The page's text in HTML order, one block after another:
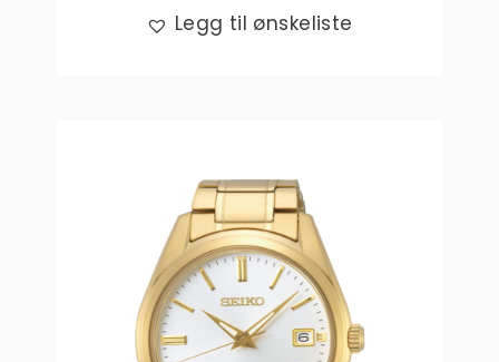
Legg til ønskeliste